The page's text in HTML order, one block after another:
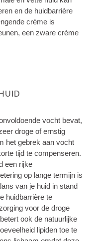
en de huidbarrière
crème is
een zware crème
vocht bevat,
droge of ernstig
het gebrek aan vocht
tijd te compenseren.
een rijke
op lange termijn is
van je huid in stand
huidbarrière te
voor de droge
ook de natuurlijke
lipiden toe te